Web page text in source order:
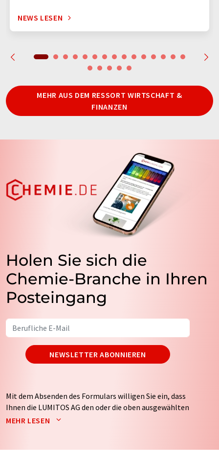
NEWS LESEN
MEHR AUS DEM RESSORT WIRTSCHAFT &
FINANZEN
Holen Sie sich die
Chemie-Branche in Ihren
Posteingang
NEWSLETTER ABONNIEREN
Mit dem Absenden des Formulars willigen Sie ein, dass
Ihnen die LUMITOS AG den oder die oben ausgewählten
Newsletter per E-Mail zusendet. Ihre Daten werden
auf Basis unsererDatenschutzerklärung. LUMITOS darf
MEHR LESEN